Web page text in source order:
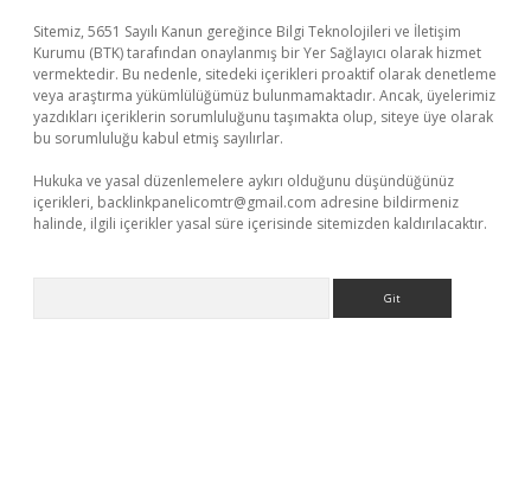
Sitemiz, 5651 Sayılı Kanun gereğince Bilgi Teknolojileri ve İletişim
Kurumu (BTK) tarafından onaylanmış bir Yer Sağlayıcı olarak hizmet
vermektedir. Bu nedenle, sitedeki içerikleri proaktif olarak denetleme
veya araştırma yükümlülüğümüz bulunmamaktadır. Ancak, üyelerimiz
yazdıkları içeriklerin sorumluluğunu taşımakta olup, siteye üye olarak
bu sorumluluğu kabul etmiş sayılırlar.
Hukuka ve yasal düzenlemelere aykırı olduğunu düşündüğünüz
içerikleri, backlinkpanelicomtr@gmail.com adresine bildirmeniz
halinde, ilgili içerikler yasal süre içerisinde sitemizden kaldırılacaktır.